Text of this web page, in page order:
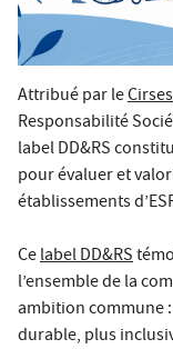
Attribué par leCirses
Responsabilité
label DD&RS
pour évaluer et
établissements
Celabel DD&RS
l’ensemble de la
ambition commune
durable, plus